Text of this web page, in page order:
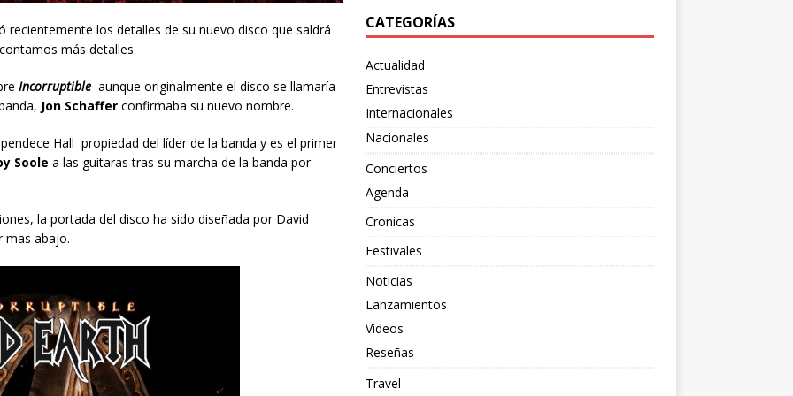
recientemente los detalles de su nuevo disco que saldrá
más detalles.
Incorruptible aunque originalmente el disco se llamaría
Jon Schaffer confirmaba su nuevo nombre.
Hall propiedad del líder de la banda y es el primer
Soole a las guitaras tras su marcha de la banda por
la portada del disco ha sido diseñada por David
mas abajo.
CATEGORÍAS
Actualidad
Entrevistas
Internacionales
Nacionales
Conciertos
Agenda
Cronicas
Festivales
Noticias
Lanzamientos
Videos
Reseñas
Travel